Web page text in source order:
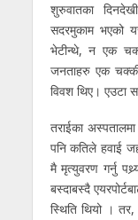
शुरुवातका
सदरमुकाम भएको
भेटीन्थे, न एक
जनताहरु एक चक्की
विवश थिए। एउटा
तराईका अस्पतालमा
पनि कतिले हवाई
मै मृत्युवरण गर्नु
बस्दाबस्दै
स्थिति थियो ।